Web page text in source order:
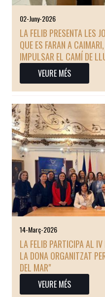
02-Juny-2026
LA FELIB PRESENTA LES
QUE ES FARAN A
IMPULSAR EL CAMÍ DE
VEURE MÉS
14-Març-2026
LA FELIB PARTICIPA AL
LA DONA ORGANITZAT
DEL MAR"
VEURE MÉS